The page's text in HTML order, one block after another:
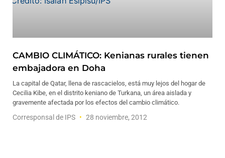
CAMBIO CLIMÁTICO: Kenianas rurales tienen
embajadora en Doha
La capital de Qatar, llena de rascacielos, está muy lejos del hogar de
Cecilia Kibe, en el distrito keniano de Turkana, un área aislada y
gravemente afectada por los efectos del cambio climático.
Corresponsal de IPS 28 noviembre, 2012